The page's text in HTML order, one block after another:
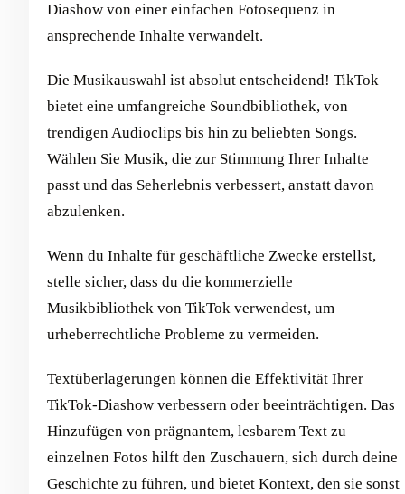
Diashow von einer einfachen Fotosequenz in
ansprechende Inhalte verwandelt.
Die Musikauswahl ist absolut entscheidend! TikTok
bietet eine umfangreiche Soundbibliothek, von
trendigen Audioclips bis hin zu beliebten Songs.
Wählen Sie Musik, die zur Stimmung Ihrer Inhalte
passt und das Seherlebnis verbessert, anstatt davon
abzulenken.
Wenn du Inhalte für geschäftliche Zwecke erstellst,
stelle sicher, dass du die kommerzielle
Musikbibliothek von TikTok verwendest, um
urheberrechtliche Probleme zu vermeiden.
Textüberlagerungen können die Effektivität Ihrer
TikTok-Diashow verbessern oder beeinträchtigen. Das
Hinzufügen von prägnantem, lesbarem Text zu
einzelnen Fotos hilft den Zuschauern, sich durch deine
Geschichte zu führen, und bietet Kontext, den sie sonst